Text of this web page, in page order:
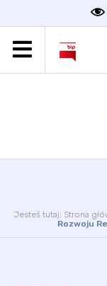
Jesteś tutaj: Strona
Rozwoju